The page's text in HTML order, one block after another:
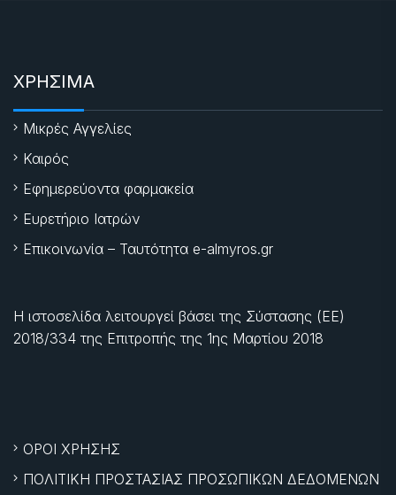
ΧΡΗΣΙΜΑ
Μικρές Αγγελίες
Καιρός
Εφημερεύοντα φαρμακεία
Ευρετήριο Ιατρών
Επικοινωνία – Ταυτότητα e-almyros.gr
Η ιστοσελίδα λειτουργεί βάσει της Σύστασης (ΕΕ)
2018/334 της Επιτροπής της 1ης Μαρτίου 2018
ΟΡΟΙ ΧΡΗΣΗΣ
ΠΟΛΙΤΙΚΗ ΠΡΟΣΤΑΣΙΑΣ ΠΡΟΣΩΠΙΚΩΝ ΔΕΔΟΜΕΝΩΝ